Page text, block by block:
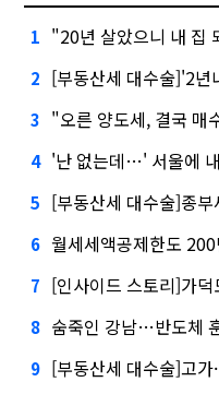
1 "20년 살았으니 내 집
2 [부동산세 대수술]'2
3 "오른 양도세, 결국
4 '난 없는데…' 서울에
5 [부동산세 대수술]종
6 월세세액공제한도
7 [인사이드 스토리]가
8 숨죽인 강남…반도체
9 [부동산세 대수술]고가·